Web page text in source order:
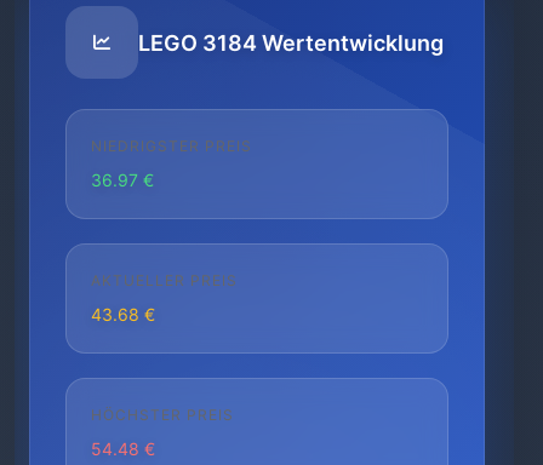
LEGO 3184 Wertentwicklung
NIEDRIGSTER PREIS
36.97 €
AKTUELLER PREIS
43.68 €
HÖCHSTER PREIS
54.48 €